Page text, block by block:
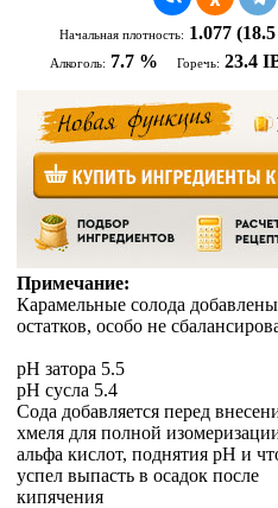
Начальная плотность: 1.077 (18.5
Алкоголь: 7.7 % Горечь: 23.4
Примечание:
Карамельные солода
остатков, особо не
pH затора 5.5
pH сусла 5.4
Сода добавляется перед
хмеля для полной
альфа кислот, поднятия pH и
успел выпасть в осадок после
кипячения